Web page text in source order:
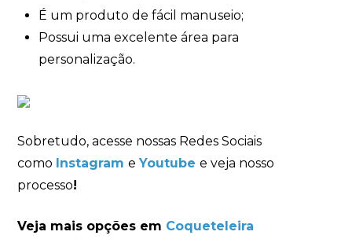
É um produto de fácil manuseio;
Possui uma excelente área para
personalização.
Sobretudo, acesse nossas Redes Sociais
como Instagram eYoutube e veja nosso
processo!
Veja mais opções em Coqueteleira